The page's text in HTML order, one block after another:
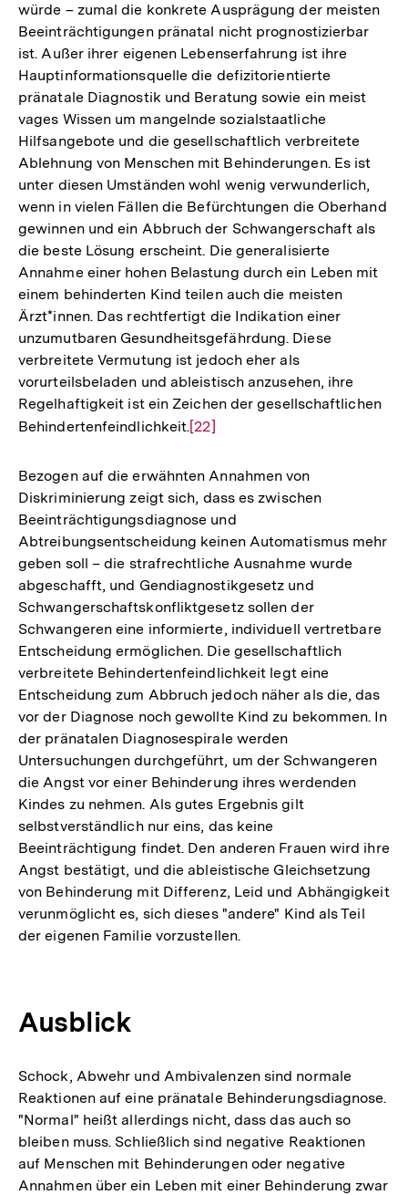
würde – zumal die konkrete Ausprägung der meisten
Beeinträchtigungen pränatal nicht prognostizierbar
ist. Außer ihrer eigenen Lebenserfahrung ist ihre
Hauptinformationsquelle die defizitorientierte
pränatale Diagnostik und Beratung sowie ein meist
vages Wissen um mangelnde sozialstaatliche
Hilfsangebote und die gesellschaftlich verbreitete
Ablehnung von Menschen mit Behinderungen. Es ist
unter diesen Umständen wohl wenig verwunderlich,
wenn in vielen Fällen die Befürchtungen die Oberhand
gewinnen und ein Abbruch der Schwangerschaft als
die beste Lösung erscheint. Die generalisierte
Annahme einer hohen Belastung durch ein Leben mit
einem behinderten Kind teilen auch die meisten
Ärzt*innen. Das rechtfertigt die Indikation einer
unzumutbaren Gesundheitsgefährdung. Diese
verbreitete Vermutung ist jedoch eher als
vorurteilsbeladen und ableistisch anzusehen, ihre
Regelhaftigkeit ist ein Zeichen der gesellschaftlichen
Behindertenfeindlichkeit.Zur
der
Fußnote
[22]
Bezogen auf die erwähnten Annahmen von
Diskriminierung zeigt sich, dass es zwischen
Beeinträchtigungsdiagnose und
Abtreibungsentscheidung keinen Automatismus mehr
geben soll –die strafrechtliche Ausnahme wurde
abgeschafft, und Gendiagnostikgesetz und
Schwangerschaftskonfliktgesetz sollen der
Schwangeren eine informierte, individuell vertretbare
Entscheidung ermöglichen. Die gesellschaftlich
verbreitete Behindertenfeindlichkeit legt eine
Entscheidung zum Abbruch jedoch näher als die, das
vor der Diagnose noch gewollte Kind zu bekommen. In
der pränatalen Diagnosespirale werden
Untersuchungen durchgeführt, um der Schwangeren
die Angst vor einer Behinderung ihres werdenden
Kindes zu nehmen. Als gutes Ergebnis gilt
selbstverständlich nur eins, das keine
Beeinträchtigung findet. Den anderen Frauen wird ihre
Angst bestätigt, und die ableistische Gleichsetzung
von Behinderung mit Differenz, Leid und Abhängigkeit
verunmöglicht es, sich dieses "andere" Kind als Teil
der eigenen Familie vorzustellen.
Ausblick
Schock, Abwehr und Ambivalenzen sind normale
Reaktionen auf eine pränatale Behinderungsdiagnose.
"Normal" heißt allerdings nicht, dass das auch so
bleiben muss. Schließlich sind negative Reaktionen
auf Menschen mit Behinderungen oder negative
Annahmen über ein Leben mit einer Behinderung zwar